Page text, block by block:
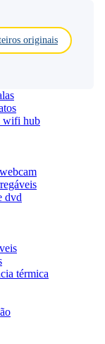
originais
wifi hub
dvd
térmica